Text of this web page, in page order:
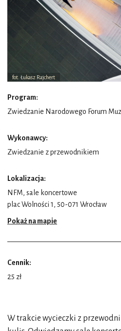
fot. Łukasz Rajchert
Program:
Zwiedzanie Narodowego Forum
Wykonawcy:
Zwiedzanie z przewodnikiem
Lokalizacja:
NFM, sale koncertowe
plac Wolności 1, 50-071 Wrocław
Pokaż na mapie
Cennik:
25 zł
W trakcie wycieczki z